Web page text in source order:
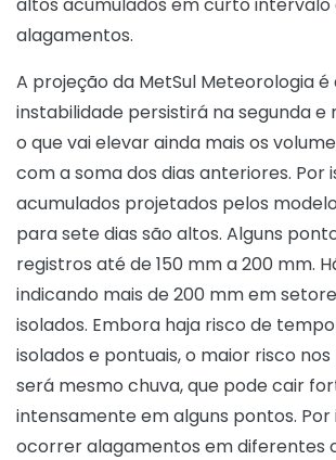
alagamentos.
A projeção da MetSul Meteorologia é
instabilidade persistirá na segunda
o que vai elevar ainda mais os
com a soma dos dias anteriores. Por
acumulados projetados pelos
para sete dias são altos. Alguns
registros até de 150 mm a 200 mm.
indicando mais de 200 mm em
isolados. Embora haja risco de
isolados e pontuais, o maior risco
será mesmo chuva, que pode cair
intensamente em alguns pontos. Por
ocorrer alagamentos em diferentes